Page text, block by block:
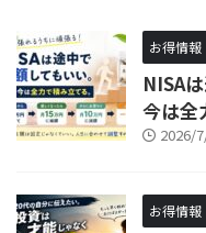
お得情報
NISA
今は全
2026/
お得情報